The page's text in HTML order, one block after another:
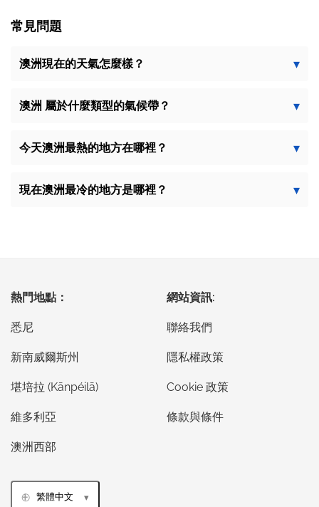
常見問題
澳洲現在的天氣怎麼樣？
澳洲 屬於什麼類型的氣候帶？
今天澳洲最熱的地方在哪裡？
現在澳洲最冷的地方是哪裡？
熱門地點：
悉尼
新南威爾斯州
堪培拉 (Kānpéilā)
維多利亞
澳洲西部
網站資訊:
聯絡我們
隱私權政策
Cookie 政策
條款與條件
繁體中文